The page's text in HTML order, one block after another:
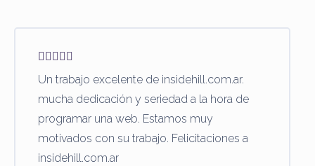
Un trabajo excelente de insidehill.com.ar.
mucha dedicación y seriedad a la hora de
programar una web. Estamos muy
motivados con su trabajo. Felicitaciones a
insidehill.com.ar